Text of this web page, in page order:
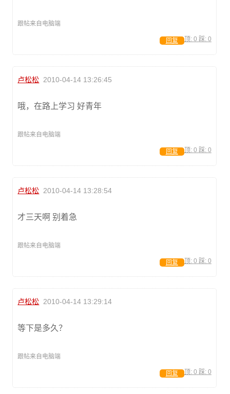
跟帖来自电脑端
顶: 0 踩: 0
回复
卢松松 2010-04-14 13:26:45
哦，在路上学习 好青年
跟帖来自电脑端
顶: 0 踩: 0
回复
卢松松 2010-04-14 13:28:54
才三天啊 别着急
跟帖来自电脑端
顶: 0 踩: 0
回复
卢松松 2010-04-14 13:29:14
等下是多久？
跟帖来自电脑端
顶: 0 踩: 0
回复